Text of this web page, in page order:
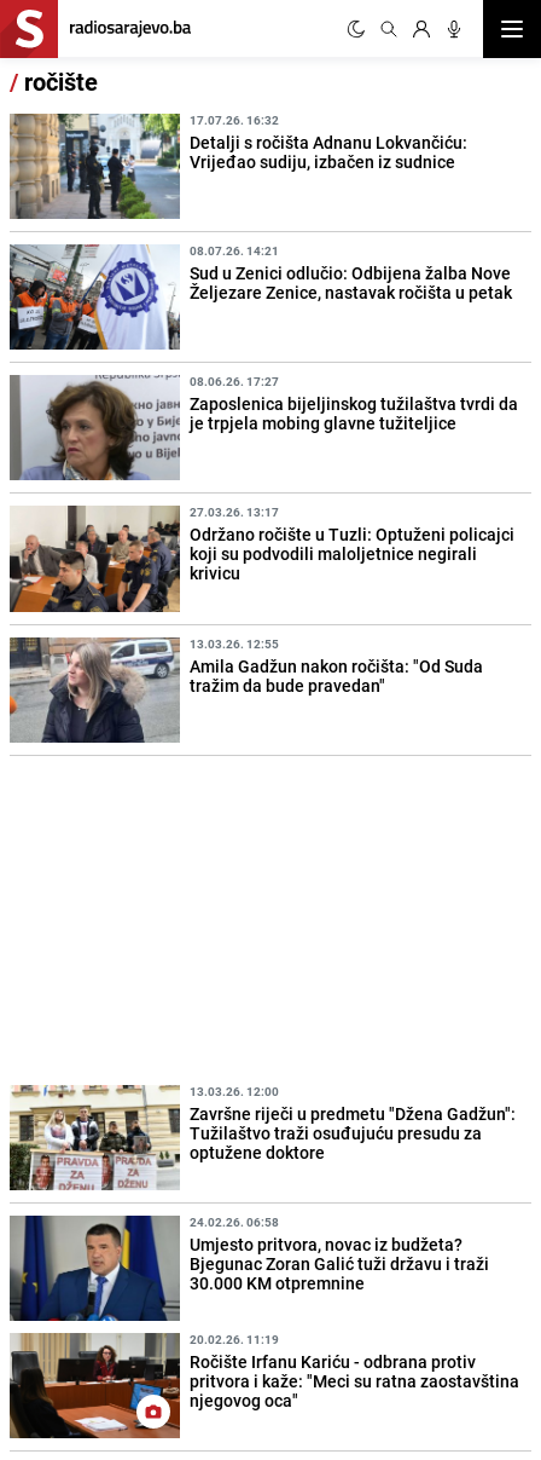
/ ročište
17.07.26. 16:32
Detalji s ročišta Adnanu Lokvančiću:
Vrijeđao sudiju, izbačen iz sudnice
08.07.26. 14:21
Sud u Zenici odlučio: Odbijena žalba Nove
Željezare Zenice, nastavak ročišta u petak
08.06.26. 17:27
Zaposlenica bijeljinskog tužilaštva tvrdi da
je trpjela mobing glavne tužiteljice
27.03.26. 13:17
Održano ročište u Tuzli: Optuženi policajci
koji su podvodili maloljetnice negirali
krivicu
13.03.26. 12:55
Amila Gadžun nakon ročišta: "Od Suda
tražim da bude pravedan"
13.03.26. 12:00
Završne riječi u predmetu "Džena Gadžun":
Tužilaštvo traži osuđujuću presudu za
optužene doktore
24.02.26. 06:58
Umjesto pritvora, novac iz budžeta?
Bjegunac Zoran Galić tuži državu i traži
30.000 KM otpremnine
20.02.26. 11:19
Ročište Irfanu Kariću - odbrana protiv
pritvora i kaže: "Meci su ratna zaostavština
njegovog oca"